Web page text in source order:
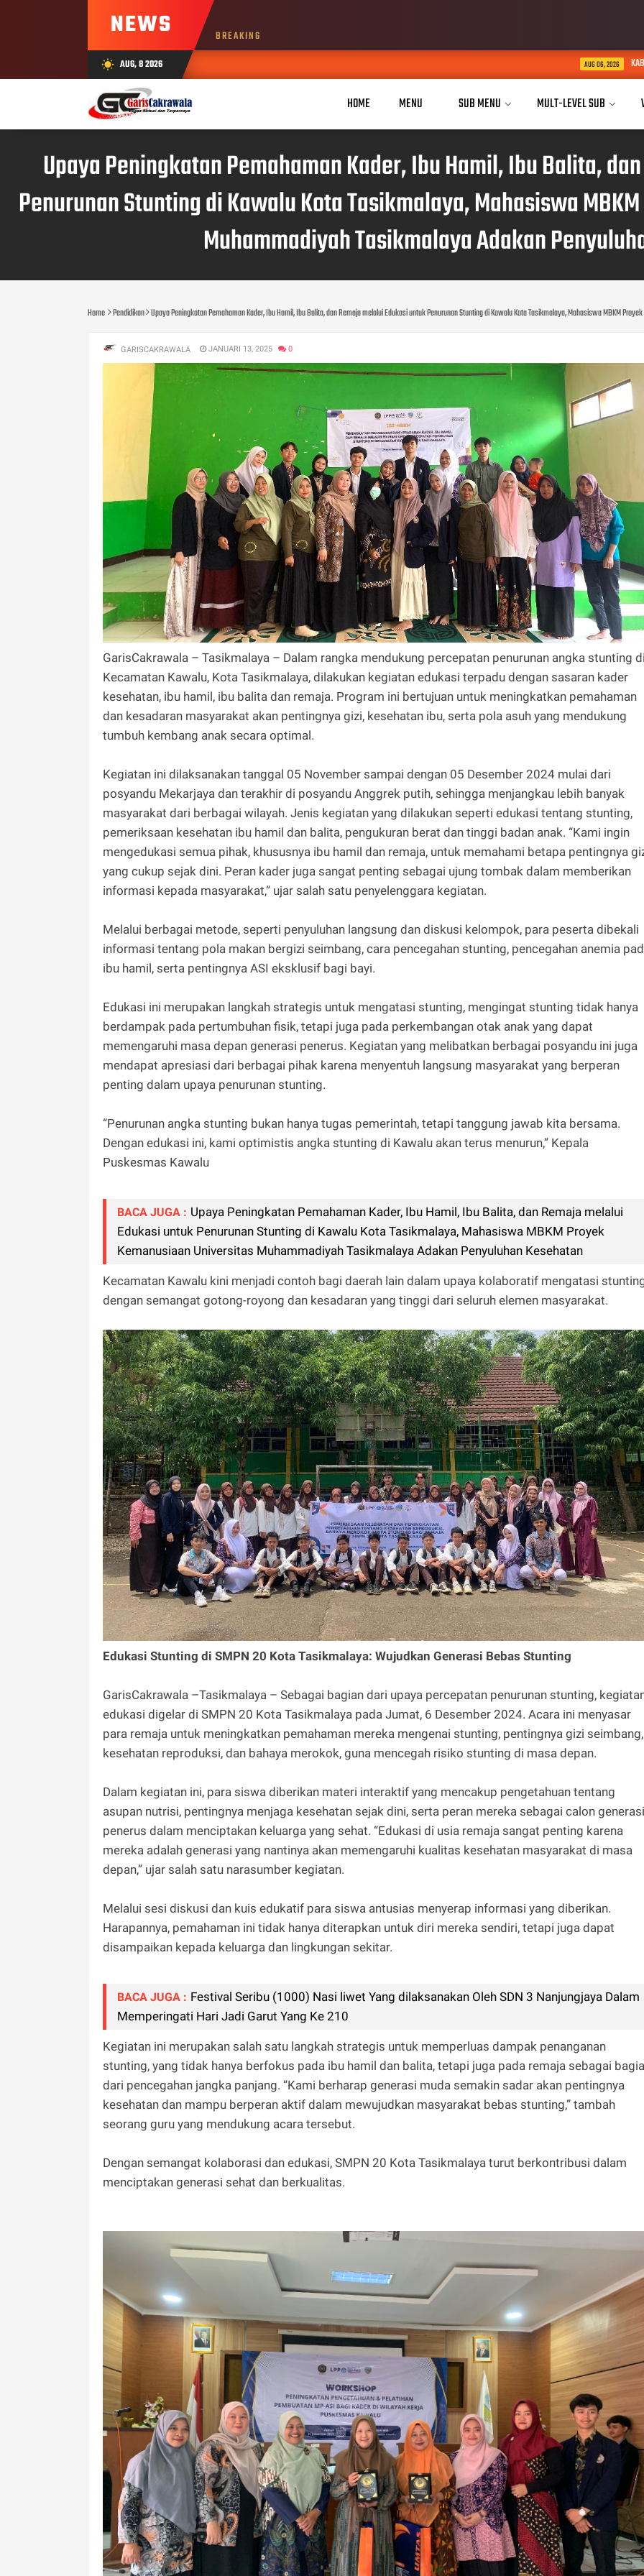
NEWS BREAKING
wb_sunny AUG, 8 2026 KABID HUMAS POLDA JABAR
HOME MENU SUB MENU MULT-LEVEL SUB
Upaya Peningkatan Pemahaman Kader, Ibu Hamil, Ibu Balita,
Penurunan Stunting di Kawalu Kota Tasikmalaya, Mahasiswa
Muhammadiyah Tasikmalaya Adakan
Home Pendidikan Upaya Peningkatan Pemahaman Kader, Ibu Hamil, Ibu Balita, dan Remaja melalui Edukasi untuk Penurunan Stunting di Kawalu Kota Tasikmalaya, Mahasiswa MBKM
GARISCAKRAWALA JANUARI 13, 2025 0
GarisCakrawala – Tasikmalaya – Dalam rangka mendukung percepatan penurunan angka stunting
Kecamatan Kawalu, Kota Tasikmalaya, dilakukan kegiatan edukasi terpadu dengan sasaran kader
kesehatan, ibu hamil, ibu balita dan remaja. Program ini bertujuan untuk meningkatkan pemahaman
dan kesadaran masyarakat akan pentingnya gizi, kesehatan ibu, serta pola asuh yang mendukung
tumbuh kembang anak secara optimal.
Kegiatan ini dilaksanakan tanggal 05 November sampai dengan 05 Desember 2024 mulai dari
posyandu Mekarjaya dan terakhir di posyandu Anggrek putih, sehingga menjangkau lebih banyak
masyarakat dari berbagai wilayah. Jenis kegiatan yang dilakukan seperti edukasi tentang stunting,
pemeriksaan kesehatan ibu hamil dan balita, pengukuran berat dan tinggi badan anak. “Kami ingin
mengedukasi semua pihak, khususnya ibu hamil dan remaja, untuk memahami betapa pentingnya
yang cukup sejak dini. Peran kader juga sangat penting sebagai ujung tombak dalam memberikan
informasi kepada masyarakat,” ujar salah satu penyelenggara kegiatan.
Melalui berbagai metode, seperti penyuluhan langsung dan diskusi kelompok, para peserta dibekali
informasi tentang pola makan bergizi seimbang, cara pencegahan stunting, pencegahan anemia
ibu hamil, serta pentingnya ASI eksklusif bagi bayi.
Edukasi ini merupakan langkah strategis untuk mengatasi stunting, mengingat stunting tidak hanya
berdampak pada pertumbuhan fisik, tetapi juga pada perkembangan otak anak yang dapat
memengaruhi masa depan generasi penerus. Kegiatan yang melibatkan berbagai posyandu ini juga
mendapat apresiasi dari berbagai pihak karena menyentuh langsung masyarakat yang berperan
penting dalam upaya penurunan stunting.
“Penurunan angka stunting bukan hanya tugas pemerintah, tetapi tanggung jawab kita bersama.
Dengan edukasi ini, kami optimistis angka stunting di Kawalu akan terus menurun,” Kepala
Puskesmas Kawalu
BACA JUGA : Upaya Peningkatan Pemahaman Kader, Ibu Hamil, Ibu Balita, dan Remaja melalui
Edukasi untuk Penurunan Stunting di Kawalu Kota Tasikmalaya, Mahasiswa MBKM Proyek
Kemanusiaan Universitas Muhammadiyah Tasikmalaya Adakan Penyuluhan Kesehatan
Kecamatan Kawalu kini menjadi contoh bagi daerah lain dalam upaya kolaboratif mengatasi
dengan semangat gotong-royong dan kesadaran yang tinggi dari seluruh elemen masyarakat.
Edukasi Stunting di SMPN 20 Kota Tasikmalaya: Wujudkan Generasi Bebas Stunting
GarisCakrawala –Tasikmalaya – Sebagai bagian dari upaya percepatan penurunan stunting,
edukasi digelar di SMPN 20 Kota Tasikmalaya pada Jumat, 6 Desember 2024. Acara ini menyasar
para remaja untuk meningkatkan pemahaman mereka mengenai stunting, pentingnya gizi seimbang,
kesehatan reproduksi, dan bahaya merokok, guna mencegah risiko stunting di masa depan.
Dalam kegiatan ini, para siswa diberikan materi interaktif yang mencakup pengetahuan tentang
asupan nutrisi, pentingnya menjaga kesehatan sejak dini, serta peran mereka sebagai calon generasi
penerus dalam menciptakan keluarga yang sehat. “Edukasi di usia remaja sangat penting karena
mereka adalah generasi yang nantinya akan memengaruhi kualitas kesehatan masyarakat di masa
depan,” ujar salah satu narasumber kegiatan.
Melalui sesi diskusi dan kuis edukatif para siswa antusias menyerap informasi yang diberikan.
Harapannya, pemahaman ini tidak hanya diterapkan untuk diri mereka sendiri, tetapi juga dapat
disampaikan kepada keluarga dan lingkungan sekitar.
BACA JUGA : Festival Seribu (1000) Nasi liwet Yang dilaksanakan Oleh SDN 3 Nanjungjaya Dalam
Memperingati Hari Jadi Garut Yang Ke 210
Kegiatan ini merupakan salah satu langkah strategis untuk memperluas dampak penanganan
stunting, yang tidak hanya berfokus pada ibu hamil dan balita, tetapi juga pada remaja sebagai
dari pencegahan jangka panjang. “Kami berharap generasi muda semakin sadar akan pentingnya
kesehatan dan mampu berperan aktif dalam mewujudkan masyarakat bebas stunting,” tambah
seorang guru yang mendukung acara tersebut.
Dengan semangat kolaborasi dan edukasi, SMPN 20 Kota Tasikmalaya turut berkontribusi dalam
menciptakan generasi sehat dan berkualitas.